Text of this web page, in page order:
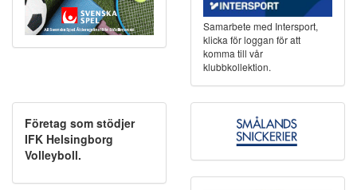
Samarbete med Intersport,
klicka för loggan för att
komma till vår
klubbkollektion.
Företag som stödjer
IFK Helsingborg
Volleyboll.